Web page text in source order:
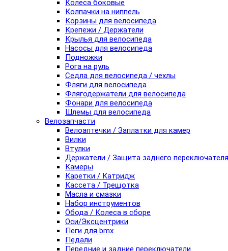
Колеса боковые
Колпачки на ниппель
Корзины для велосипеда
Крепежи / Держатели
Крылья для велосипеда
Насосы для велосипеда
Подножки
Рога на руль
Седла для велосипеда / чехлы
Фляги для велосипеда
Флягодержатели для велосипеда
Фонари для велосипеда
Шлемы для велосипеда
Велозапчасти
Велоаптечки / Заплатки для камер
Вилки
Втулки
Держатели / Защита заднего переключателя
Камеры
Каретки / Катридж
Кассета / Трещотка
Масла и смазки
Набор инструментов
Обода / Колеса в сборе
Оси/Эксцентрики
Пеги для bmx
Педали
Передние и задние переключатели